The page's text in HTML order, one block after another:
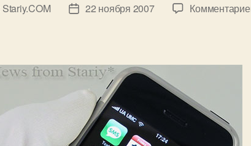
Stariy.COM
Дата22 ноября 2007